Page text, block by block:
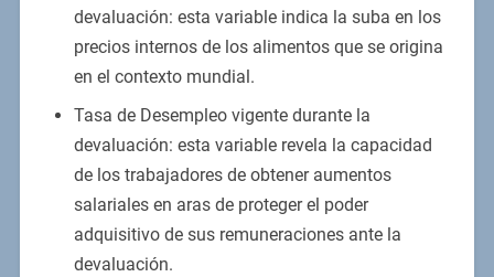
devaluación: esta variable indica la suba en los
precios internos de los alimentos que se origina
en el contexto mundial.
Tasa de Desempleo vigente durante la
devaluación: esta variable revela la capacidad
de los trabajadores de obtener aumentos
salariales en aras de proteger el poder
adquisitivo de sus remuneraciones ante la
devaluación.